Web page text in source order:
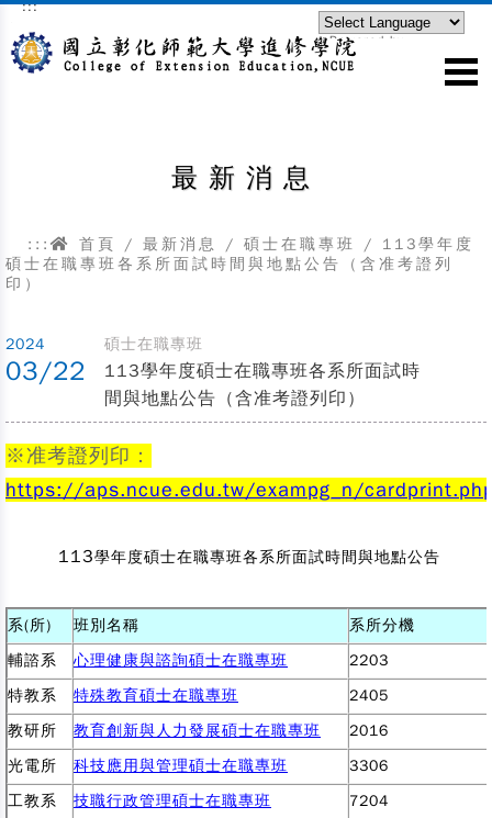
跳到主要內容區塊
:::
Powered by
最新消息
::: 首頁 / 最新消息 / 碩士在職專班 / 113學年度
碩士在職專班各系所面試時間與地點公告（含准考證列
印）
2024
03/22
碩士在職專班
113學年度碩士在職專班各系所面試時
間與地點公告（含准考證列印）
※准考證列印：
https://aps.ncue.edu.tw/exampg_n/
113學年度碩士在職專班各系所面試時間與地點公告
系(所) 班別名稱
系所分機
輔諮系
心理健康與諮詢碩士在職專班
2203
特教系
特殊教育碩士在職專班
2405
教研所
教育創新與人力發展碩士在職專班
2016
光電所
科技應用與管理碩士在職專班
3306
工教系
技職行政管理碩士在職專班
7204